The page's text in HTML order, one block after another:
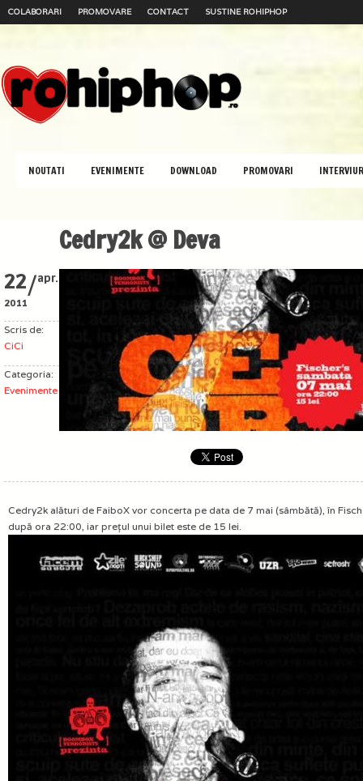
COLABORARI PROMOVARE CONTACT SUSTINE ROHIPHOP
NOUTATI EVENIMENTE DOWNLOAD PROMOVARI
Cedry2k @ Deva
22/apr.
2011
Scris de:
CiCi
Categoria:
Evenimente
Cedry2k alături de FaiboX vor concerta pe data de 7 mai (sâmbătă), în
după ora 22:00, iar preţul unui bilet este de 15 lei.